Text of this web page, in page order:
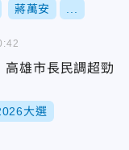
蔣萬安
雄市長民調超勁
大選